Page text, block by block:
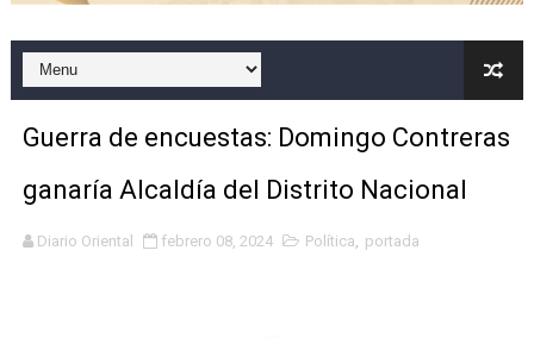
EMPRESA DE COURIER ABRE PRIMER LOCKER DEL
Candidato a senador asegura impulsará grandes
Dío Astacio revela encontró deuda de 1,723 millones
Alcaldesa Carolina Mejía inicia cambios en su
Concierto de Jay Wheeler movido al 27 de julio
Guerra de encuestas: Domingo Contreras
ganaría Alcaldía del Distrito Nacional
Diario Oriental febrero 08, 2024 Política, portada